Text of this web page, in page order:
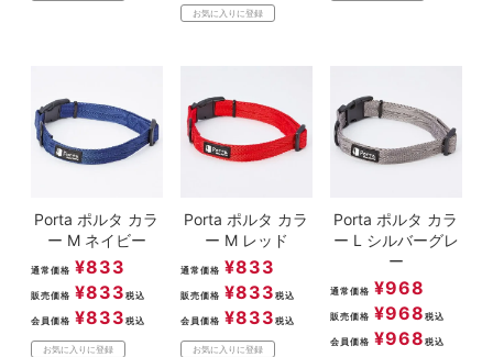
お気に入りに登録
Porta ポルタ カラ
ー M ネイビー
通常価格 ¥833
販売価格 ¥833 税込
会員価格 ¥833 税込
お気に入りに登録
Porta ポルタ カラ
ー M レッド
通常価格 ¥833
販売価格 ¥833 税込
会員価格 ¥833 税込
お気に入りに登録
Porta ポルタ カラ
ー L シルバーグレ
ー
通常価格 ¥968
販売価格 ¥968 税込
会員価格 ¥968 税込